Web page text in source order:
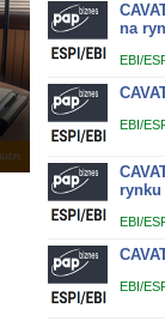
na
EBI/
EBI/
rynku
EBI/
EBI/